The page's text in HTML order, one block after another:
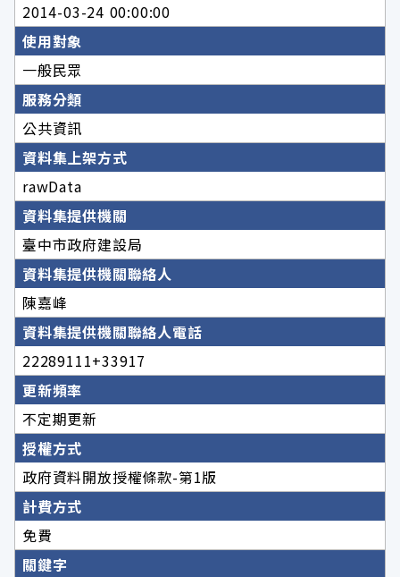
2014-03-24 00:00:00
使用對象
一般民眾
服務分類
公共資訊
資料集上架方式
rawData
資料集提供機關
臺中市政府建設局
資料集提供機關聯絡人
陳嘉峰
資料集提供機關聯絡人電話
22289111+33917
更新頻率
不定期更新
授權方式
政府資料開放授權條款-第1版
計費方式
免費
關鍵字